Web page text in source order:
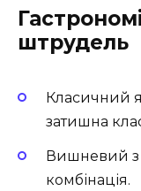
штрудель
Класичний
затишна
Вишневий з
комбінація.